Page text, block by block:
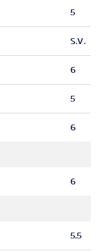
5
S.V.
6
5
6
6
5.5